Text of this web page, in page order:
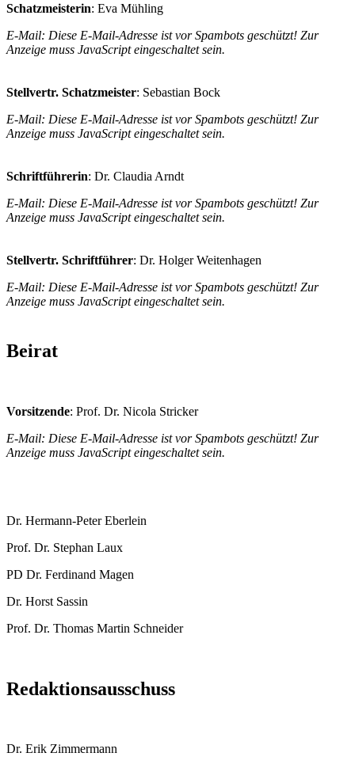
Schatzmeisterin: Eva Mühling
E-Mail: Diese E-Mail-Adresse ist vor Spambots geschützt! Zur
Anzeige muss JavaScript eingeschaltet sein.
Stellvertr. Schatzmeister: Sebastian Bock
E-Mail: Diese E-Mail-Adresse ist vor Spambots geschützt! Zur
Anzeige muss JavaScript eingeschaltet sein.
Schriftführerin: Dr. Claudia Arndt
E-Mail: Diese E-Mail-Adresse ist vor Spambots geschützt! Zur
Anzeige muss JavaScript eingeschaltet sein.
Stellvertr. Schriftführer: Dr. Holger Weitenhagen
E-Mail: Diese E-Mail-Adresse ist vor Spambots geschützt! Zur
Anzeige muss JavaScript eingeschaltet sein.
Beirat
Vorsitzende: Prof. Dr. Nicola Stricker
E-Mail: Diese E-Mail-Adresse ist vor Spambots geschützt! Zur
Anzeige muss JavaScript eingeschaltet sein.
Dr. Hermann-Peter Eberlein
Prof. Dr. Stephan Laux
PD Dr. Ferdinand Magen
Dr. Horst Sassin
Prof. Dr. Thomas Martin Schneider
Redaktionsausschuss
Dr. Erik Zimmermann